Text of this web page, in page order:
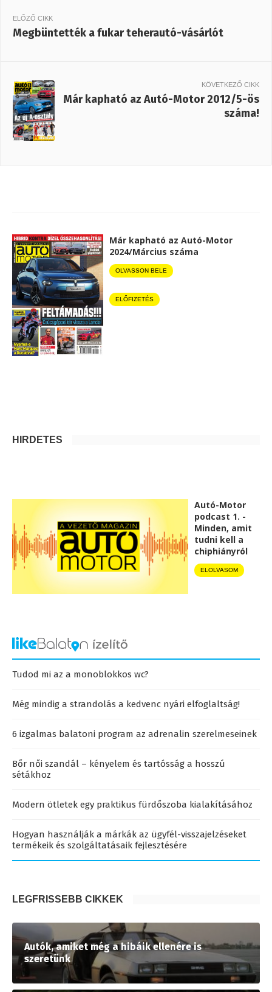
ELŐZŐ CIKK
Megbüntették a fukar teherautó-vásárlót
KÖVETKEZŐ CIKK
Már kapható az Autó-Motor 2012/5-ös
száma!
Már kapható az Autó-Motor
2024/Március száma
OLVASSON BELE
ELŐFIZETÉS
HIRDETÉS
Autó-Motor
podcast 1. -
Minden, amit
tudni kell a
chiphiányról
ELOLVASOM
Tudod mi az a monoblokkos wc?
Még mindig a strandolás a kedvenc nyári elfoglaltság!
6 izgalmas balatoni program az adrenalin szerelmeseinek
Bőr női szandál – kényelem és tartósság a hosszú
sétákhoz
Modern ötletek egy praktikus fürdőszoba kialakításához
Hogyan használják a márkák az ügyfél-visszajelzéseket
termékeik és szolgáltatásaik fejlesztésére
LEGFRISSEBB CIKKEK
Autók, amiket még a hibáik ellenére is
szeretünk